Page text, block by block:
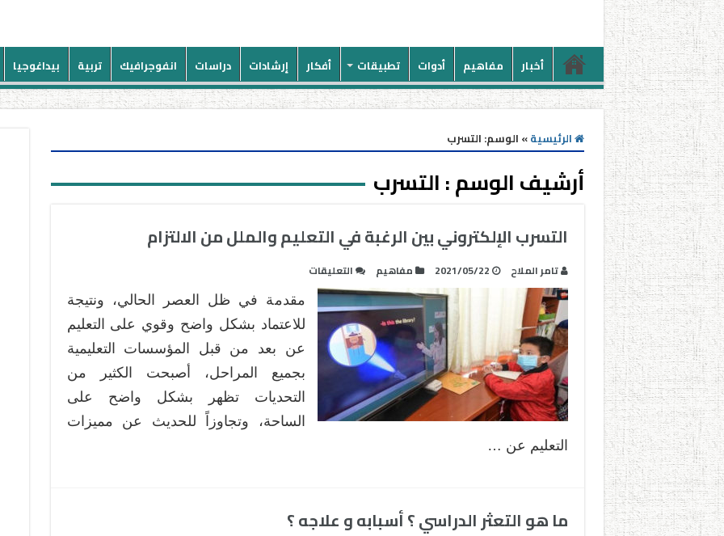
أخبار مفاهيم أدوات تطبيقات أفكار إرشادات دراسات انفوجرافيك تربية بيداغوجيا
الرئيسية» الوسم: التسرب
أرشيف الوسم :التسرب
التسرب الإلكتروني بين الرغبة في التعليم والملل من الالتزام
تامر الملاح 2021/05/22 مفاهيم التعليقات
الإلكتروني
بين
الرغبة
التعليم
والملل
من
مقدمة في ظل العصر الحالي، ونتيجة
للاعتماد بشكل واضح وقوي على التعليم
عن بعد من قبل المؤسسات التعليمية
بجميع المراحل، أصبحت الكثير من
التحديات تظهر بشكل واضح على
الساحة، وتجاوزاً للحديث عن مميزات
التعليم عن …
ما هو التعثر الدراسي ؟ أسبابه و علاجه ؟